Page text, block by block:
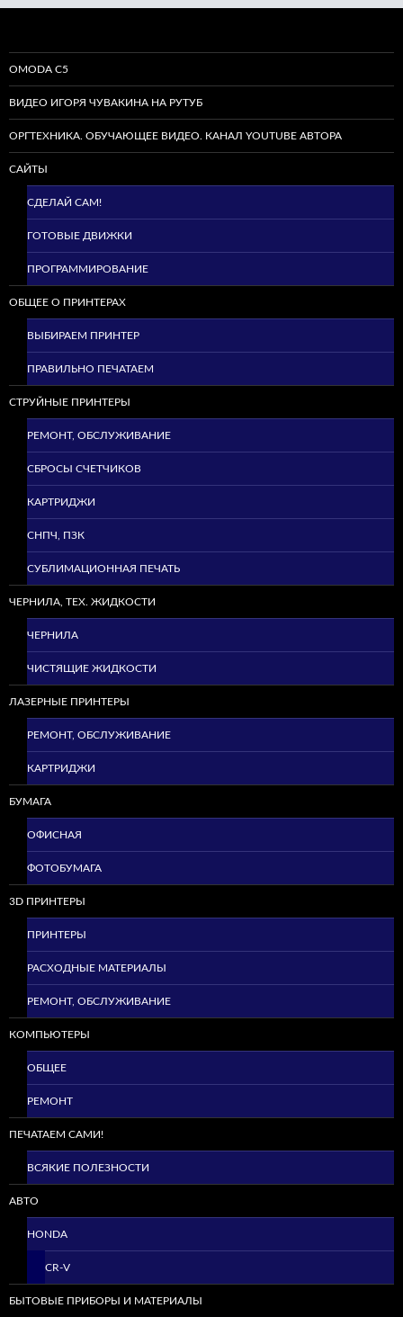
OMODA C5
ВИДЕО ИГОРЯ ЧУВАКИНА НА РУТУБ
ОРГТЕХНИКА. ОБУЧАЮЩЕЕ ВИДЕО. КАНАЛ YOUTUBE АВТОРА
САЙТЫ
СДЕЛАЙ САМ!
ГОТОВЫЕ ДВИЖКИ
ПРОГРАММИРОВАНИЕ
ОБЩЕЕ О ПРИНТЕРАХ
ВЫБИРАЕМ ПРИНТЕР
ПРАВИЛЬНО ПЕЧАТАЕМ
СТРУЙНЫЕ ПРИНТЕРЫ
РЕМОНТ, ОБСЛУЖИВАНИЕ
СБРОСЫ СЧЕТЧИКОВ
КАРТРИДЖИ
СНПЧ, ПЗК
СУБЛИМАЦИОННАЯ ПЕЧАТЬ
ЧЕРНИЛА, ТЕХ. ЖИДКОСТИ
ЧЕРНИЛА
ЧИСТЯЩИЕ ЖИДКОСТИ
ЛАЗЕРНЫЕ ПРИНТЕРЫ
РЕМОНТ, ОБСЛУЖИВАНИЕ
КАРТРИДЖИ
БУМАГА
ОФИСНАЯ
ФОТОБУМАГА
3D ПРИНТЕРЫ
ПРИНТЕРЫ
РАСХОДНЫЕ МАТЕРИАЛЫ
РЕМОНТ, ОБСЛУЖИВАНИЕ
КОМПЬЮТЕРЫ
ОБЩЕЕ
РЕМОНТ
ПЕЧАТАЕМ САМИ!
ВСЯКИЕ ПОЛЕЗНОСТИ
АВТО
HONDA
CR-V
БЫТОВЫЕ ПРИБОРЫ И МАТЕРИАЛЫ